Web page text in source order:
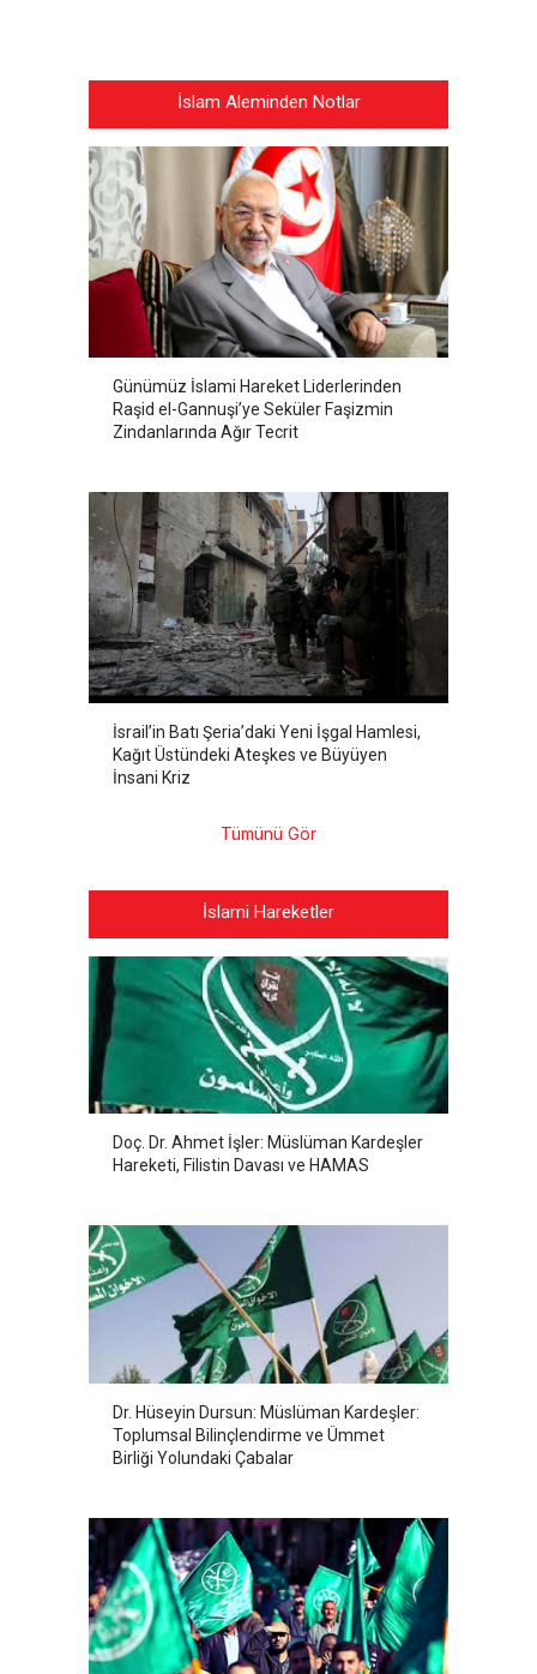
İslam Aleminden Notlar
Günümüz İslami Hareket Liderlerinden
Raşid el-Gannuşi’ye Seküler Faşizmin
Zindanlarında Ağır Tecrit
İsrail’in Batı Şeria’daki Yeni İşgal Hamlesi,
Kağıt Üstündeki Ateşkes ve Büyüyen
İnsani Kriz
Tümünü Gör
İslami Hareketler
Doç. Dr. Ahmet İşler: Müslüman Kardeşler
Hareketi, Filistin Davası ve HAMAS
Dr. Hüseyin Dursun: Müslüman Kardeşler:
Toplumsal Bilinçlendirme ve Ümmet
Birliği Yolundaki Çabalar